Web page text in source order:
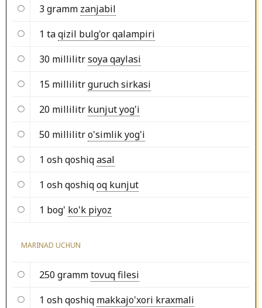
3 gramm zanjabil
1 taqizil bulg'or qalampiri
30 millilitrsoya qaylasi
15 millilitrguruch sirkasi
20 millilitr kunjut yog'i
50 millilitro'simlik yog'i
1 osh qoshiqasal
1 osh qoshiqoq kunjut
1 bog' ko'k piyoz
MARINAD UCHUN
250 grammtovuq filesi
1 osh qoshiq makkajo'xori kraxmali